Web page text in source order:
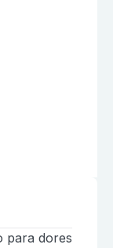
para dores